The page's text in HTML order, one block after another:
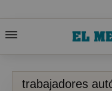
trabajadores